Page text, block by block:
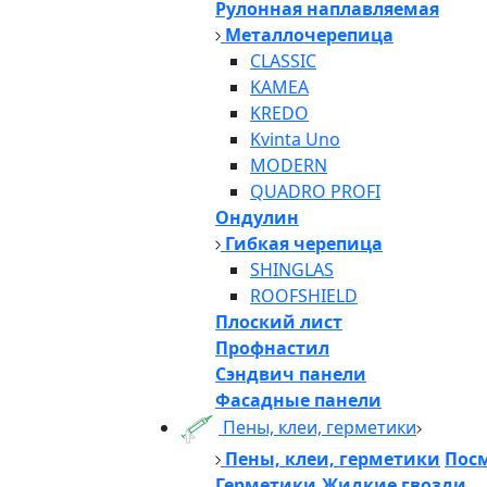
Рулонная наплавляемая
Металлочерепица
CLASSIC
KAMEA
KREDO
Kvinta Uno
MODERN
QUADRO PROFI
Ондулин
Гибкая черепица
SHINGLAS
ROOFSHIELD
Плоский лист
Профнастил
Сэндвич панели
Фасадные панели
Пены, клеи, герметики
Пены, клеи, герметики